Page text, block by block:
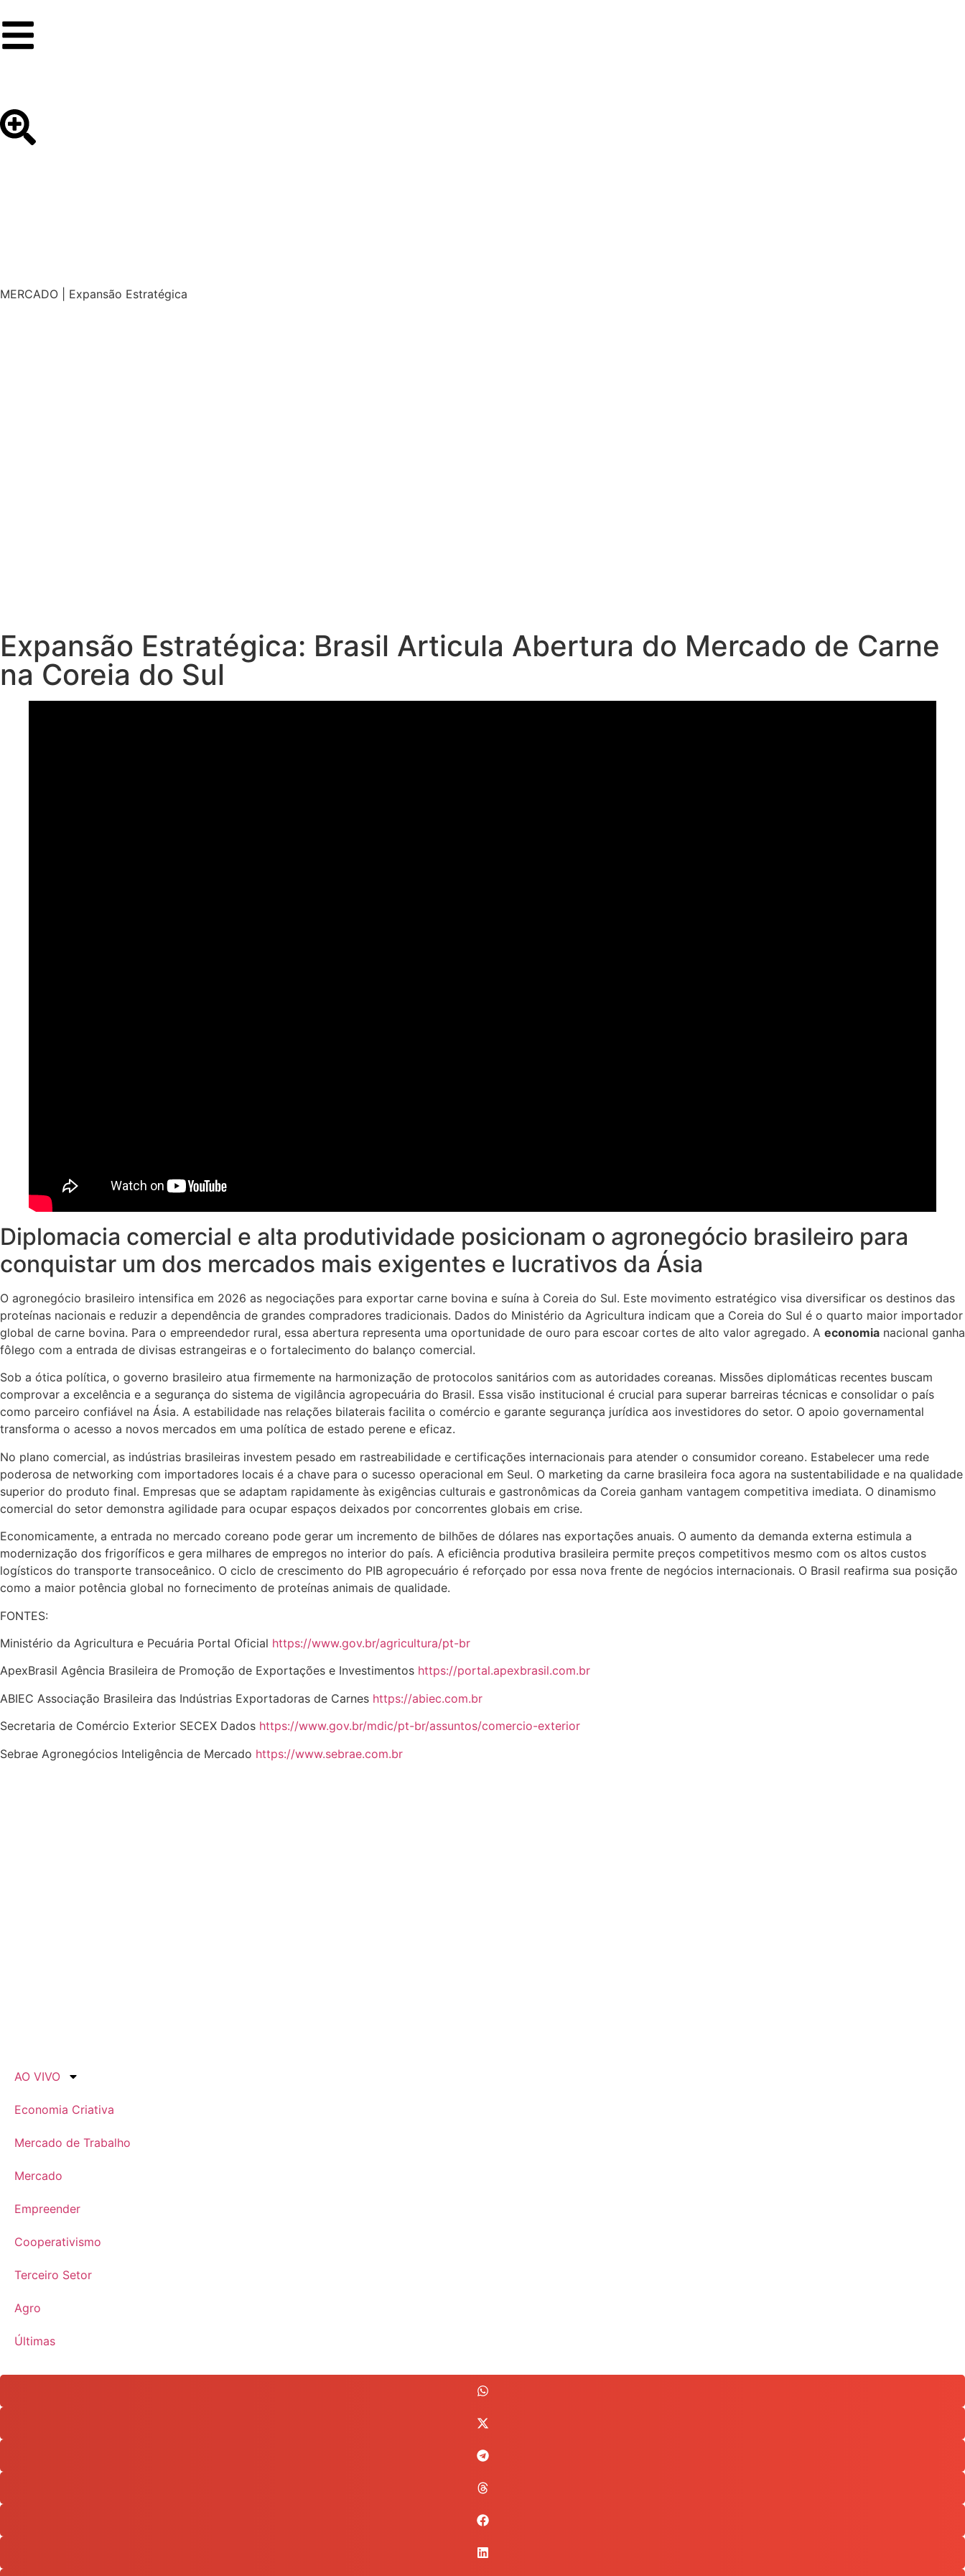
MERCADO | Expansão Estratégica
Expansão Estratégica: Brasil Articula Abertura do Mercado de Carne
na Coreia do Sul
Diplomacia comercial e alta produtividade posicionam o agronegócio brasileiro para
conquistar um dos mercados mais exigentes e lucrativos da Ásia
O agronegócio brasileiro intensifica em 2026 as negociações para exportar carne bovina e suína à Coreia do Sul. Este movimento estratégico visa diversificar os destinos das
proteínas nacionais e reduzir a dependência de grandes compradores tradicionais. Dados do Ministério da Agricultura indicam que a Coreia do Sul é o quarto maior importador
global de carne bovina. Para o empreendedor rural, essa abertura representa uma oportunidade de ouro para escoar cortes de alto valor agregado. A economia nacional ganha
fôlego com a entrada de divisas estrangeiras e o fortalecimento do balanço comercial.
Sob a ótica política, o governo brasileiro atua firmemente na harmonização de protocolos sanitários com as autoridades coreanas. Missões diplomáticas recentes buscam
comprovar a excelência e a segurança do sistema de vigilância agropecuária do Brasil. Essa visão institucional é crucial para superar barreiras técnicas e consolidar o país
como parceiro confiável na Ásia. A estabilidade nas relações bilaterais facilita o comércio e garante segurança jurídica aos investidores do setor. O apoio governamental
transforma o acesso a novos mercados em uma política de estado perene e eficaz.
No plano comercial, as indústrias brasileiras investem pesado em rastreabilidade e certificações internacionais para atender o consumidor coreano. Estabelecer uma rede
poderosa de networking com importadores locais é a chave para o sucesso operacional em Seul. O marketing da carne brasileira foca agora na sustentabilidade e na qualidade
superior do produto final. Empresas que se adaptam rapidamente às exigências culturais e gastronômicas da Coreia ganham vantagem competitiva imediata. O dinamismo
comercial do setor demonstra agilidade para ocupar espaços deixados por concorrentes globais em crise.
Economicamente, a entrada no mercado coreano pode gerar um incremento de bilhões de dólares nas exportações anuais. O aumento da demanda externa estimula a
modernização dos frigoríficos e gera milhares de empregos no interior do país. A eficiência produtiva brasileira permite preços competitivos mesmo com os altos custos
logísticos do transporte transoceânico. O ciclo de crescimento do PIB agropecuário é reforçado por essa nova frente de negócios internacionais. O Brasil reafirma sua posição
como a maior potência global no fornecimento de proteínas animais de qualidade.
FONTES:
Ministério da Agricultura e Pecuária Portal Oficial https://www.gov.br/agricultura/pt-br
ApexBrasil Agência Brasileira de Promoção de Exportações e Investimentos https://portal.apexbrasil.com.br
ABIEC Associação Brasileira das Indústrias Exportadoras de Carnes https://abiec.com.br
Secretaria de Comércio Exterior SECEX Dados https://www.gov.br/mdic/pt-br/assuntos/comercio-exterior
Sebrae Agronegócios Inteligência de Mercado https://www.sebrae.com.br
AO VIVO
Economia Criativa
Mercado de Trabalho
Mercado
Empreender
Cooperativismo
Terceiro Setor
Agro
Últimas